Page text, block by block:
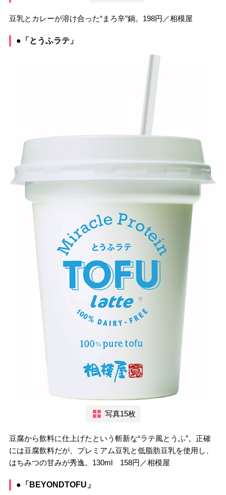
豆乳とカレーが溶け合った“まろ辛”鍋。198円／相模屋
●「とうふラテ」
写真15枚
豆腐から飲料に仕上げたという斬新な“ラテ風とうふ”。正確
には豆腐飲料だが、プレミアム豆乳と低脂肪豆乳を使用し、
はちみつの甘みが秀逸。130ml 158円／相模屋
●「BEYONDTOFU」